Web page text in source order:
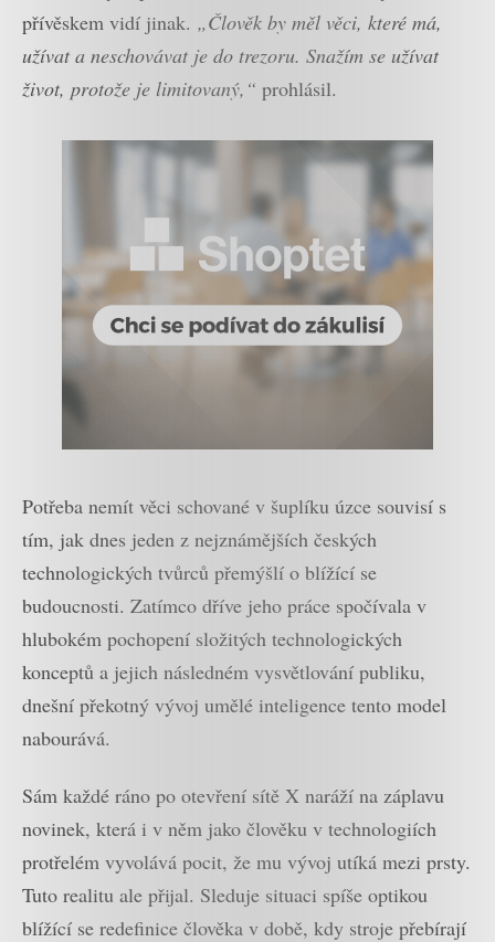
přívěskem vidí jinak. „Člověk by měl věci, které má,
užívat a neschovávat je do trezoru. Snažím se užívat
život, protože je limitovaný,“ prohlásil.
Potřeba nemít věci schované v šuplíku úzce souvisí s
tím, jak dnes jeden z nejznámějších českých
technologických tvůrců přemýšlí o blížící se
budoucnosti. Zatímco dříve jeho práce spočívala v
hlubokém pochopení složitých technologických
konceptů a jejich následném vysvětlování publiku,
dnešní překotný vývoj umělé inteligence tento model
nabourává.
Sám každé ráno po otevření sítě X naráží na záplavu
novinek, která i v něm jako člověku v technologiích
protřelém vyvolává pocit, že mu vývoj utíká mezi prsty.
Tuto realitu ale přijal. Sleduje situaci spíše optikou
blížící se redefinice člověka v době, kdy stroje přebírají